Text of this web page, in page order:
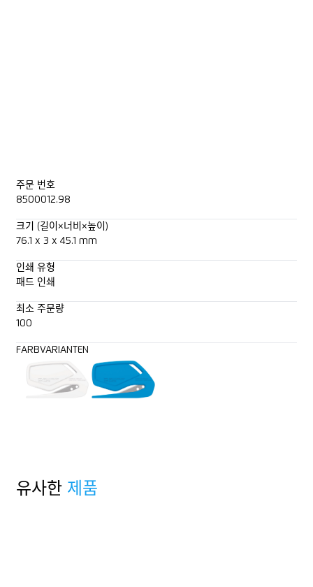
주문 번호
8500012.98
크기 (길이×너비×높이)
76.1 x 3 x 45.1 mm
인쇄 유형
패드 인쇄
최소 주문량
100
FARBVARIANTEN
유사한 제품